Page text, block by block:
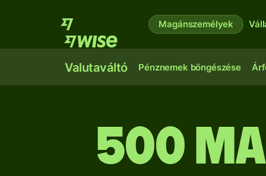
Magánszemélyek
Valutaváltó Pénznemek böngészése
500